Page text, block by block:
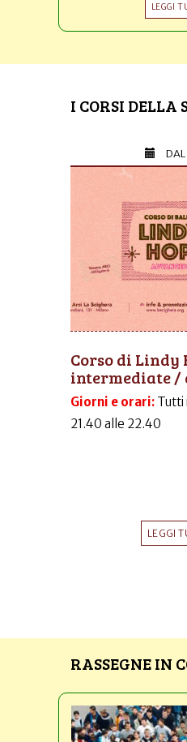
LEGGI
I CORSI DELLA
DAL
Corso di Lindy
intermediate /
Giorni e orari: Tutti
21.40 alle 22.40
LEGGI
RASSEGNE IN